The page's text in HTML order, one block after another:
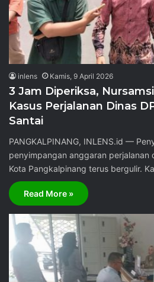
inlens Kamis, 9 April 2026
3 Jam Diperiksa,
Kasus Perjalanan Dinas
Santai
PANGKALPINANG, INLENS.id —
penyimpangan anggaran perjalanan
Kota Pangkalpinang terus bergulir.
Read More »